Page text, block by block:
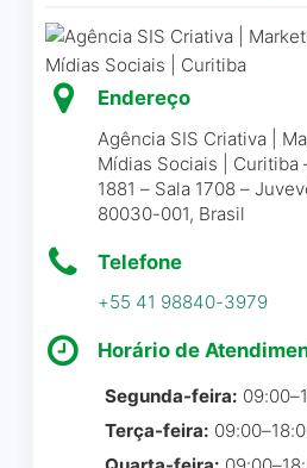
e sempre
demandas.
só gratidão
nossa
Parabéns à
pela
Cristiano
é de fácil
e a forma de
interagir
excelente. E
importante
Endereço
Agência SIS Criativa |
Mídias Sociais | Curitiba
1881 – Sala 1708 –
80030-001, Brasil
Telefone
+55 41 98840-3979
Horário de
Segunda-feira:
Terça-feira: